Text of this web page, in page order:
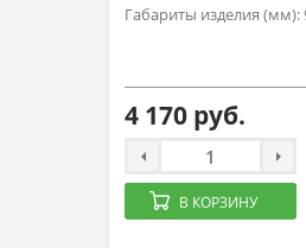
Габариты изделия (мм):
4 170 руб.
В КОРЗИНУ